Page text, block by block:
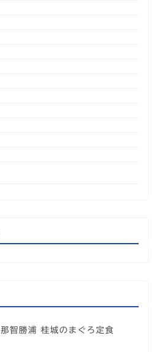
那智勝浦 桂城のまぐろ定食